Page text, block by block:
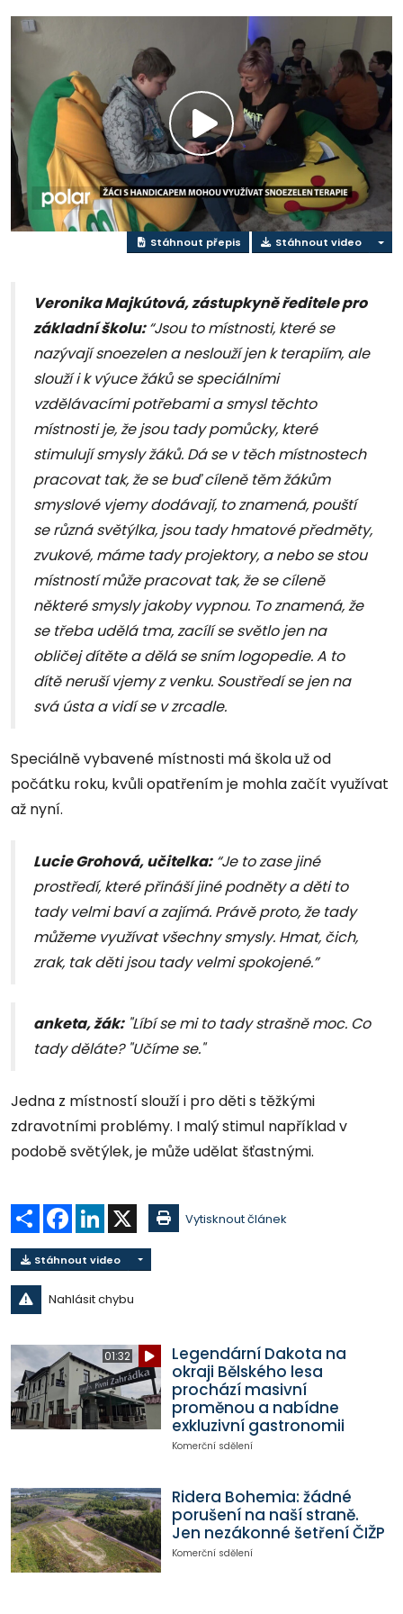
Přehrát
video
Stáhnout přepis Stáhnout video
Veronika Majkútová, zástupkyně ředitele pro
základní školu:“Jsou to místnosti, které se
nazývají snoezelen a neslouží jen k terapiím, ale
slouží i k výuce žáků se speciálními
vzdělávacími potřebami a smysl těchto
místnosti je, že jsou tady pomůcky, které
stimulují smysly žáků. Dá se v těch místnostech
pracovat tak, že se buď cíleně těm žákům
smyslové vjemy dodávají, to znamená, pouští
se různá světýlka, jsou tady hmatové předměty,
zvukové, máme tady projektory, a nebo se stou
místností může pracovat tak, že se cíleně
některé smysly jakoby vypnou. To znamená, že
se třeba udělá tma, zacílí se světlo jen na
obličej dítěte a dělá se sním logopedie. A to
dítě neruší vjemy z venku. Soustředí se jen na
svá ústa a vidí se v zrcadle.
Speciálně vybavené místnosti má škola už od
počátku roku, kvůli opatřením je mohla začít využívat
až nyní.
Lucie Grohová, učitelka:“Je to zase jiné
prostředí, které přináší jiné podněty a děti to
tady velmi baví a zajímá. Právě proto, že tady
můžeme využívat všechny smysly. Hmat, čich,
zrak, tak děti jsou tady velmi spokojené.”
anketa, žák:"Líbí se mi to tady strašně moc. Co
tady děláte? "Učíme se."
Jedna z místností slouží i pro děti s těžkými
zdravotními problémy. I malý stimul například v
podobě světýlek, je může udělat šťastnými.
Sdílet Facebook
LinkedIn Vytisknout článek
Stáhnout video
Nahlásit chybu
01:32
Legendární Dakota na
okraji Bělského lesa
prochází masivní
proměnou a nabídne
exkluzivní gastronomii
Komerční sdělení
Ridera Bohemia: žádné
porušení na naší straně.
Jen nezákonné šetření ČIŽP
Komerční sdělení